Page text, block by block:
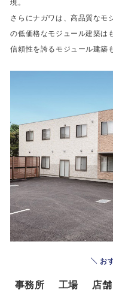
現。
さらにナガワは、高品質なモ
の低価格なモジュール建築は
信頼性を誇るモジュール建築
お
事務所 工場 店舗